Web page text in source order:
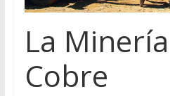
La
Cobre